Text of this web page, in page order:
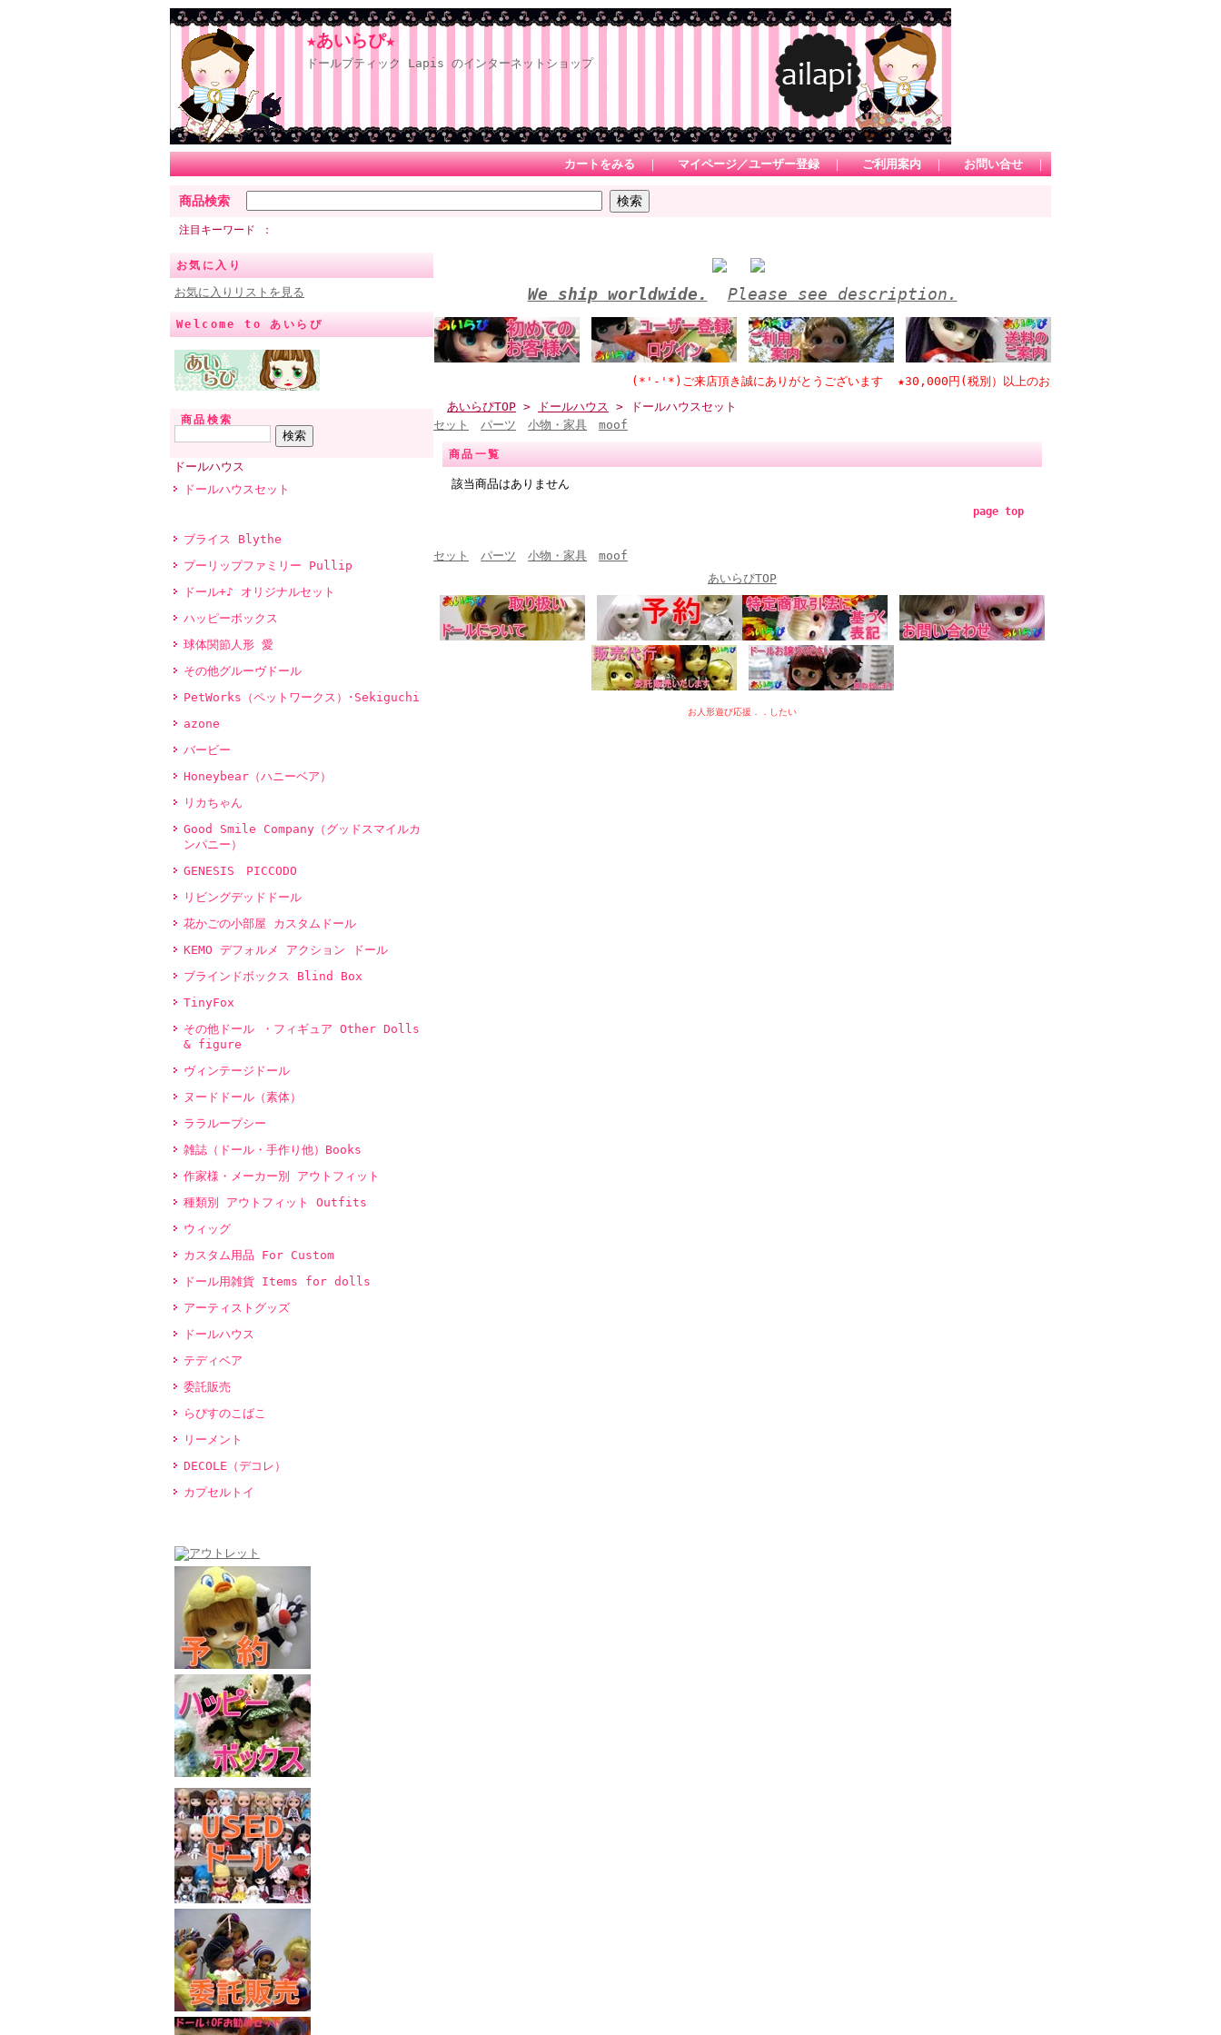
★あいらぴ★
ドールブティック Lapis のインターネットショップ
カートをみる ｜ マイページ／ユーザー登録 ｜ ご利用案内 ｜ お問い合せ ｜
商品検索
注目キーワード
お気に入り
お気に入りリストを見る
Welcome to あいらぴ
商品検索
ドールハウス
ドールハウスセット
ブライス Blythe
プーリップファミリー Pullip
ドール+♪ オリジナルセット
ハッピーボックス
球体関節人形 愛
その他グルーヴドール
PetWorks（ペットワークス）･Sekiguchi
azone
バービー
Honeybear（ハニーベア）
リカちゃん
Good Smile Company（グッドスマイルカ
ンパニー）
GENESIS PICCODO
リビングデッドドール
花かごの小部屋 カスタムドール
KEMO デフォルメ アクション ドール
ブラインドボックス Blind Box
TinyFox
その他ドール ・フィギュア Other Dolls
& figure
ヴィンテージドール
ヌードドール（素体）
ララループシー
雑誌（ドール・手作り他）Books
作家様・メーカー別 アウトフィット
種類別 アウトフィット Outfits
ウィッグ
カスタム用品 For Custom
ドール用雑貨 Items for dolls
アーティストグッズ
ドールハウス
テディベア
委託販売
らぴすのこばこ
リーメント
DECOLE（デコレ）
カプセルトイ
We ship worldwide. Please see description.
(*'-'*)ご来店頂き誠にありがとうございます ★30,000円(税別）以上のお買い物で日本国内送料無料 *1カートにて
あいらぴTOP > ドールハウス > ドールハウスセット
セット
パーツ 小物・家具 moof
商品一覧
該当商品はありません
page top
セット パーツ 小物・家具
moof
あいらぴTOP
お人形遊び応援．．したい